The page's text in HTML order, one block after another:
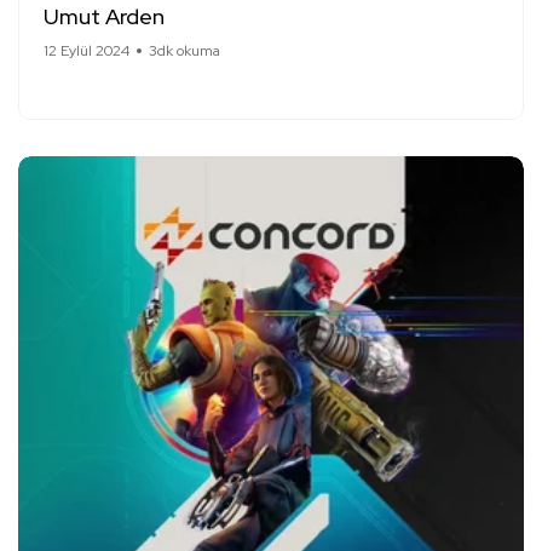
Umut Arden
12 Eylül 2024 3dk okuma